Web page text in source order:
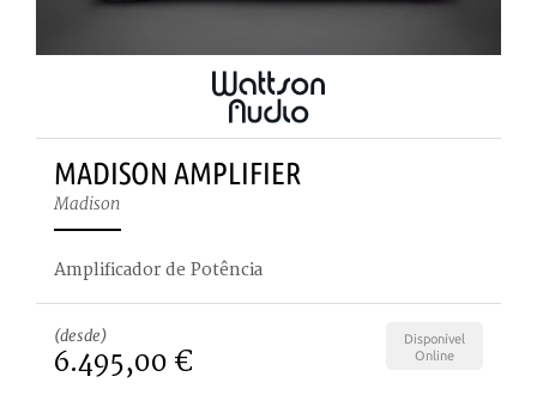
MADISON AMPLIFIER
Madison
Amplificador de Potência
(desde)
6.495,00 €
Disponível
Online